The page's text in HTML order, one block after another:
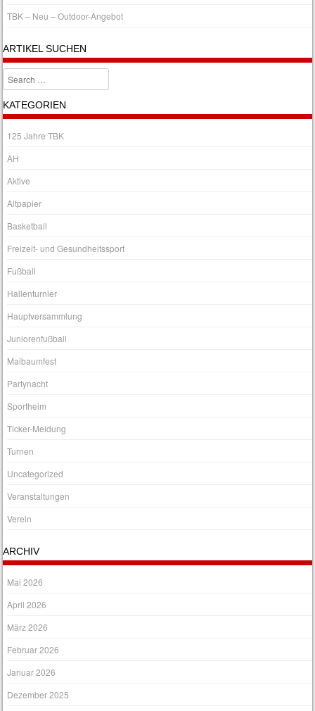
TBK – Neu – Outdoor-Angebot
ARTIKEL SUCHEN
Search
KATEGORIEN
125 Jahre TBK
AH
Aktive
Altpapier
Basketball
Freizeit- und Gesundheitssport
Fußball
Hallenturnier
Hauptversammlung
Juniorenfußball
Maibaumfest
Partynacht
Sportheim
Ticker-Meldung
Turnen
Uncategorized
Veranstaltungen
Verein
ARCHIV
Mai 2026
April 2026
März 2026
Februar 2026
Januar 2026
Dezember 2025